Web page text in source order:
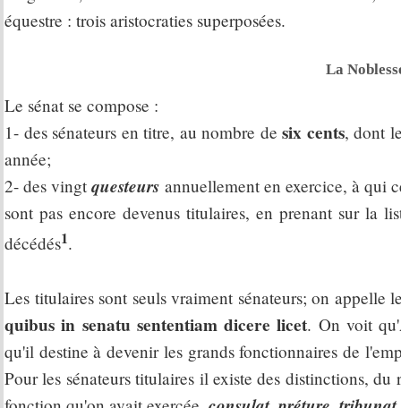
équestre : trois aristocraties superposées.
La
Le sénat se compose :
1- des sénateurs en titre, au nombre desix cents, dont
année;
2- des vingtquesteurs annuellement en exercice, à qui
sont pas encore devenus titulaires, en prenant sur la
décédés1.
Les titulaires sont seuls vraiment sénateurs; on appelle
quibus in senatu sententiam dicere licet. On voit
qu'il destine à devenir les grands fonctionnaires de
Pour les sénateurs titulaires il existe des distinctions,